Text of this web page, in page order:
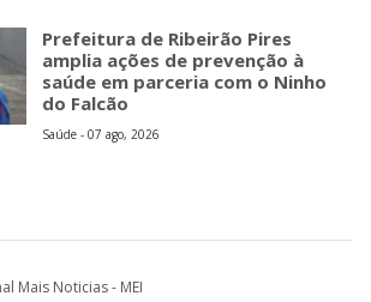
Prefeitura de Ribeirão Pires
amplia ações de prevenção à
saúde em parceria com o Ninho
do Falcão
Saúde - 07 ago, 2026
Mais Noticias - MEI